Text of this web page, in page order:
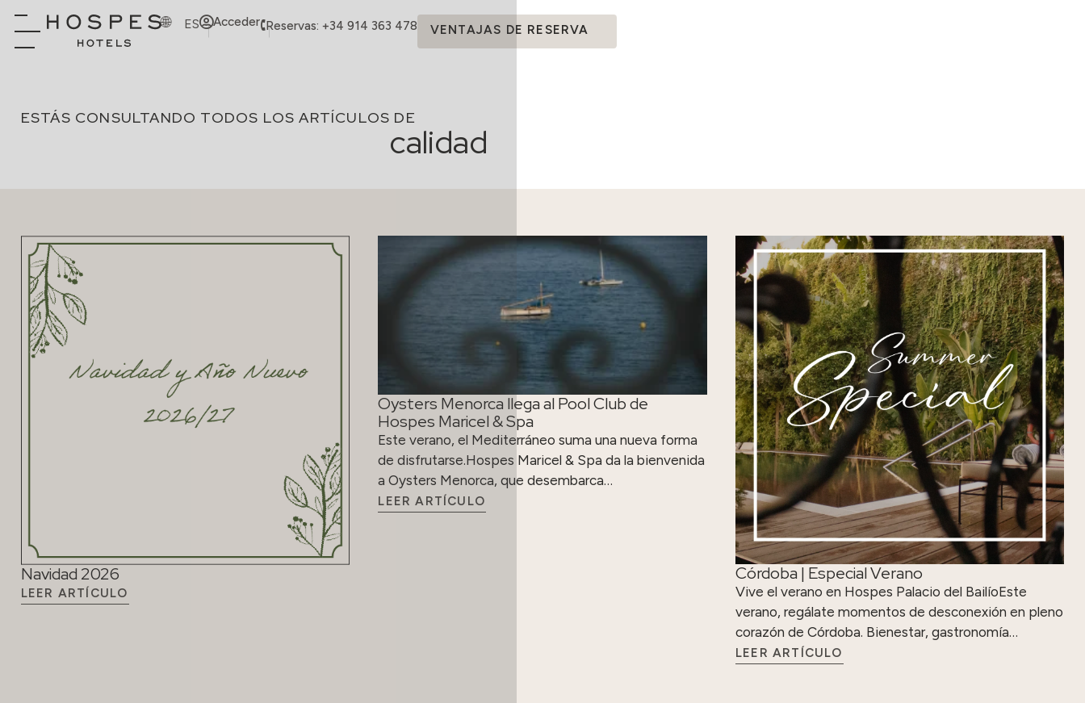
ES Acceder Reservas: +34 914 363 478 VENTAJAS DE RESERVA
ESTÁS CONSULTANDO TODOS LOS ARTÍCULOS DE
calidad
Navidad 2026
LEER ARTÍCULO
Oysters Menorca llega al Pool Club de
Hospes Maricel & Spa
Este verano, el Mediterráneo suma una nueva forma
de disfrutarse.Hospes Maricel & Spa da la bienvenida
a Oysters Menorca, que desembarca…
LEER ARTÍCULO
Córdoba | Especial Verano
Vive el verano en Hospes Palacio del BailíoEste
verano, regálate momentos de desconexión en pleno
corazón de Córdoba. Bienestar, gastronomía…
LEER ARTÍCULO